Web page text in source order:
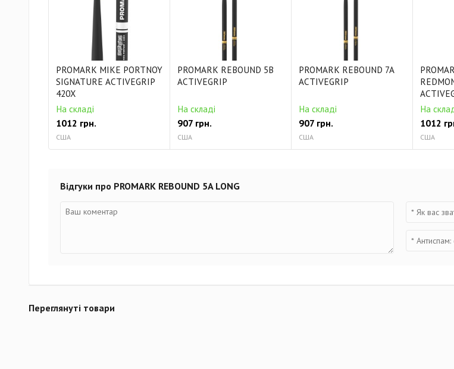
PROMARK MIKE PORTNOY
SIGNATURE ACTIVEGRIP
420X
На складі
1012 грн.
США
PROMARK REBOUND 5B
ACTIVEGRIP
На складі
907 грн.
США
PROMARK REBOUND 7A
ACTIVEGRIP
На складі
907 грн.
США
На
1012
США
Відгуки про PROMARK REBOUND 5A LONG
Переглянуті товари